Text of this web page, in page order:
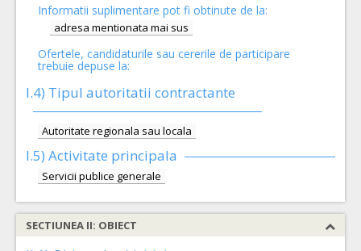
Informatii suplimentare pot fi obtinute de la:
adresa mentionata mai sus
Ofertele, candidaturile sau cererile de participare
trebuie depuse la:
I.4) Tipul autoritatii contractante
Autoritate regionala sau locala
I.5) Activitate principala
Servicii publice generale
SECTIUNEA II: OBIECT